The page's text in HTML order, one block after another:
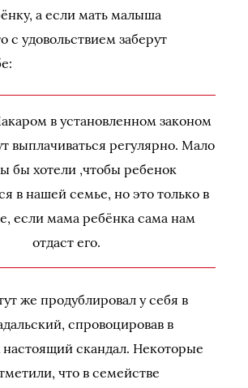
а если мать малыша
с удовольствием заберут
в установленном законом
выплачиваться регулярно. Мало
бы хотели ,чтобы ребенок
в нашей семье, но это только в
если мама ребёнка сама нам
отдаст его.
же продублировал у себя в
спровоцировав в
скандал. Некоторые
что в семействе